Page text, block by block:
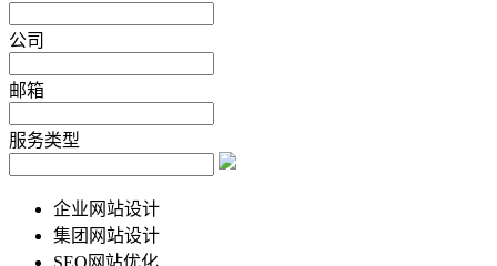
公司
邮箱
服务类型
企业网站设计
集团网站设计